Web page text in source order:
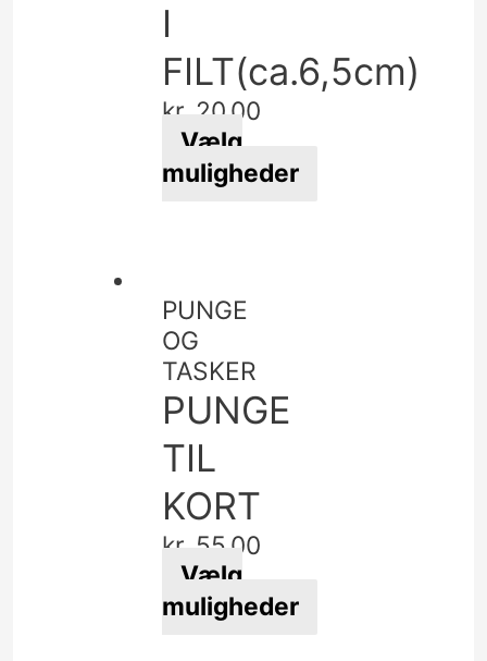
I
FILT(ca.6,5cm)
kr. 20,00
Vælg
muligheder
flere
varianter.
Mulighederne
kan
vælges
på
varesiden
PUNGE
OG
TASKER
PUNGE
TIL
KORT
kr. 55,00
Vælg
muligheder